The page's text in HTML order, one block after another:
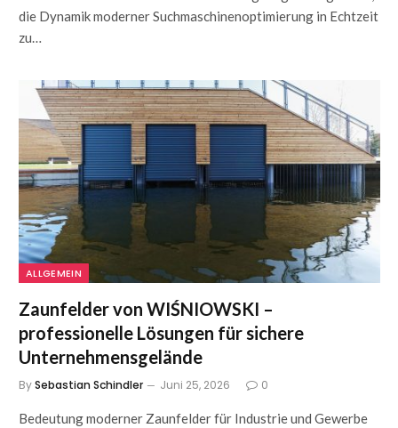
die Dynamik moderner Suchmaschinenoptimierung in Echtzeit
zu…
ALLGEMEIN
Zaunfelder von WIŚNIOWSKI –
professionelle Lösungen für sichere
Unternehmensgelände
BySebastian Schindler Juni 25, 2026 0
Bedeutung moderner Zaunfelder für Industrie und Gewerbe